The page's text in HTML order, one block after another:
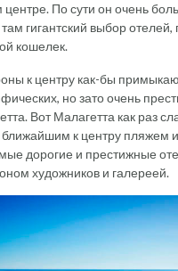
центре. По сути он очень
гигантский выбор
кошелек.
к центру как-бы
но зато очень
Вот Малагетта как раз
к центру пляжем
дорогие и престижные
художников и галереей.